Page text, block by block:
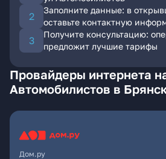
Заполните данные: в
оставьте контактную
Получите консультацию:
предложит лучшие тарифы
Провайдеры интернета
Автомобилистов в
Дом.ру